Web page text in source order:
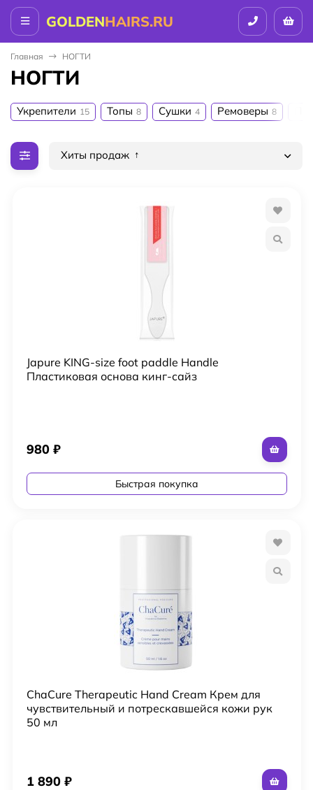
GOLDENHAIRS.RU
Главная НОГТИ
НОГТИ
Укрепители 15 Топы 8 Сушки 4 Ремоверы 8
Хиты продаж
Japure KING-size foot paddle Handle
Пластиковая основа кинг-сайз
980 ₽
Быстрая покупка
ChaCure Therapeutic Hand Cream Крем для
чувствительный и потрескавшейся кожи рук
50 мл
1 890 ₽